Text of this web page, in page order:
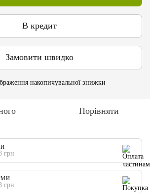
В кредит
Замовити швидко
накопичувальної знижки
Порівняти
грн
грн